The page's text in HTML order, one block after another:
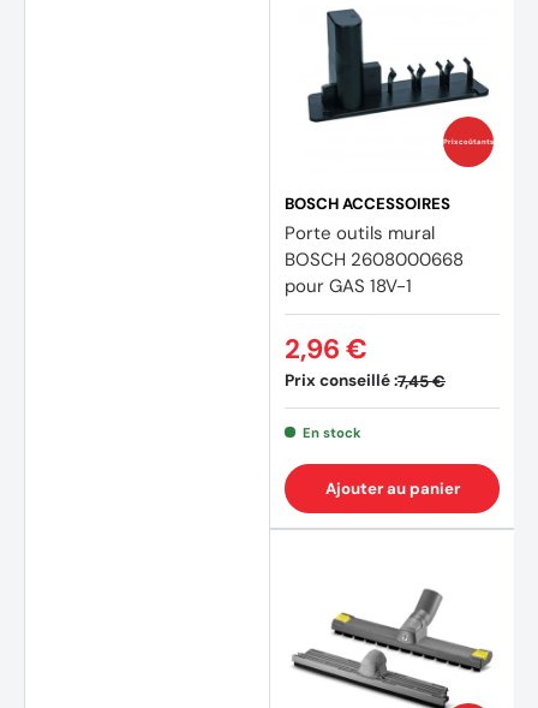
Prix coûtants
BOSCH ACCESSOIRES
Porte outils mural
BOSCH 2608000668
pour GAS 18V-1
Prix conseillé :7,45 €
2,96 €
En stock
Ajouter au panier